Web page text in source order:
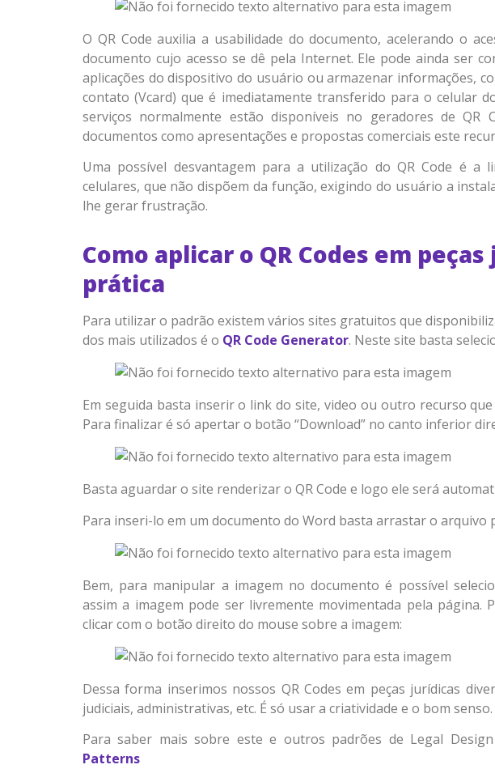
O QR Code auxilia a usabilidade do documento, acelerando o
documento cujo acesso se dê pela Internet. Ele pode ainda ser
aplicações do dispositivo do usuário ou armazenar informações,
contato (Vcard) que é imediatamente transferido para o celular
serviços normalmente estão disponíveis no geradores de QR
documentos como apresentações e propostas comerciais este
Uma possível desvantagem para a utilização do QR Code é a
celulares, que não dispõem da função, exigindo do usuário a
lhe gerar frustração.
Como aplicar o QR Codes em
prática
Para utilizar o padrão existem vários sites gratuitos que
dos mais utilizados é o QR Code Generator. Neste site basta
Em seguida basta inserir o link do site, video ou outro recurso
Para finalizar é só apertar o botão “Download” no canto inferior
Basta aguardar o site renderizar o QR Code e logo ele será
Para inseri-lo em um documento do Word basta arrastar o arquivo
Bem, para manipular a imagem no documento é possível
assim a imagem pode ser livremente movimentada pela página.
clicar com o botão direito do mouse sobre a imagem:
Dessa forma inserimos nossos QR Codes em peças jurídicas
judiciais, administrativas, etc. É só usar a criatividade e o bom senso.
Para saber mais sobre este e outros padrões de Legal
Patterns